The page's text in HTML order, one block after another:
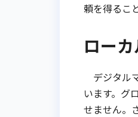
頼を得るこ
ロー
デジタル
います。グ
せません。